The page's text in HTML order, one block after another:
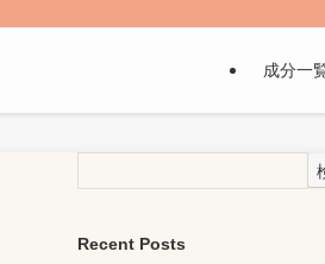
成分一
Recent Posts